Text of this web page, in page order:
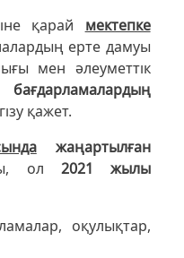
қарай мектепке
ерте дамуы
мен әлеуметтік
бағдарламалардың
қажет.
жаңартылған
ол 2021 жылы
оқулықтар,